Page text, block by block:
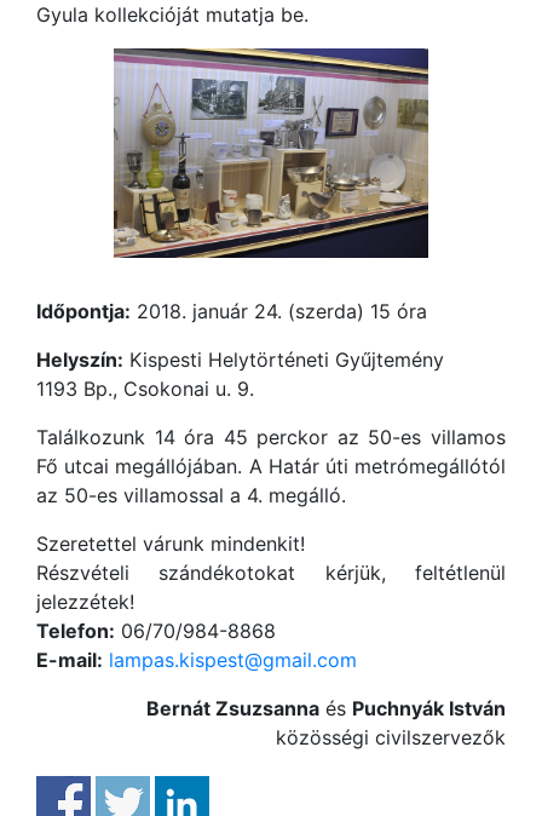
Gyula kollekcióját mutatja be.
Időpontja: 2018. január 24. (szerda) 15 óra
Helyszín: Kispesti Helytörténeti Gyűjtemény
1193 Bp., Csokonai u. 9.
Találkozunk 14 óra 45 perckor az 50-es villamos
Fő utcai megállójában. A Határ úti metrómegállótól
az 50-es villamossal a 4. megálló.
Szeretettel várunk mindenkit!
Részvételi szándékotokat kérjük, feltétlenül
jelezzétek!
Telefon: 06/70/984-8868
E-mail: lampas.kispest@gmail.com
Bernát Zsuzsanna és Puchnyák István
közösségi civilszervezők